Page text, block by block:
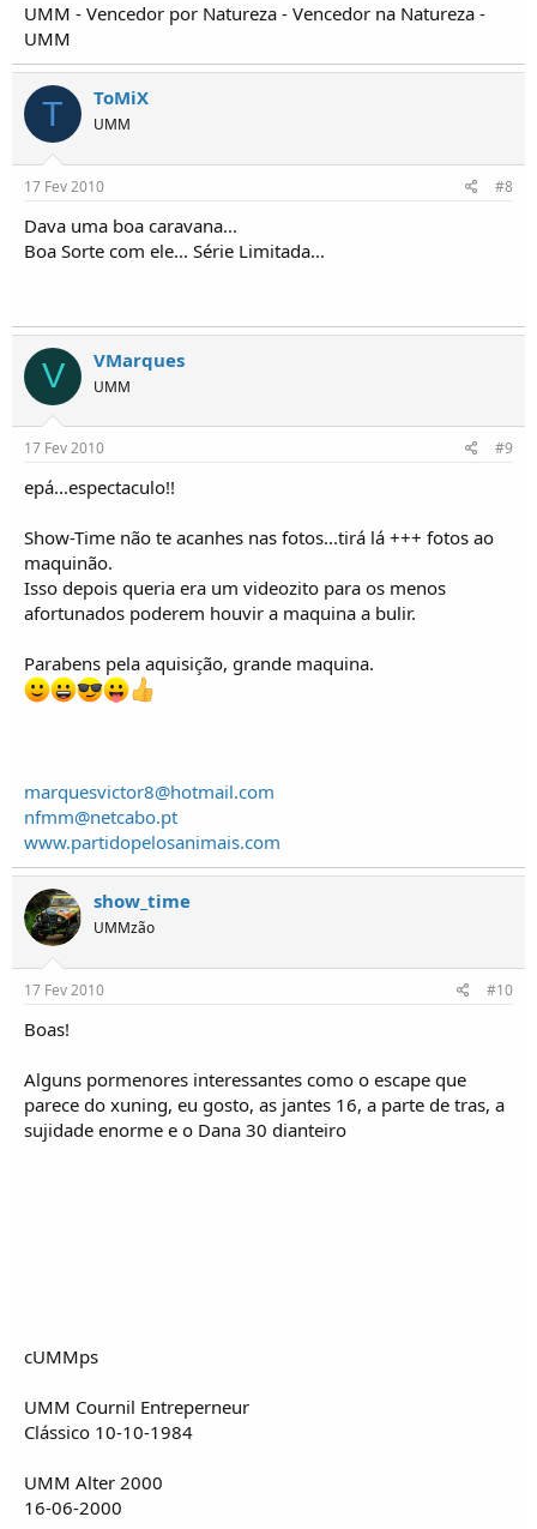
UMM - Vencedor por Natureza - Vencedor na Natureza -
UMM
T ToMiX
UMM
17 Fev 2010 #8
Dava uma boa caravana...
Boa Sorte com ele... Série Limitada...
V VMarques
UMM
17 Fev 2010 #9
epá...espectaculo!!
Show-Time não te acanhes nas fotos...tirá lá +++ fotos ao
maquinão.
Isso depois queria era um videozito para os menos
afortunados poderem houvir a maquina a bulir.
Parabens pela aquisição, grande maquina.
marquesvictor8@hotmail.com
nfmm@netcabo.pt
www.partidopelosanimais.com
show_time
UMMzão
17 Fev 2010 #10
Boas!
Alguns pormenores interessantes como o escape que
parece do xuning, eu gosto, as jantes 16, a parte de tras, a
sujidade enorme e o Dana 30 dianteiro
cUMMps
UMM Cournil Entreperneur
Clássico 10-10-1984
UMM Alter 2000
16-06-2000